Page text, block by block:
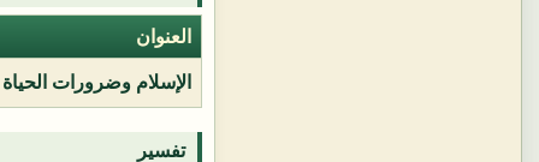
العنوان
الإسلام وضرورات الحياة
تفسير